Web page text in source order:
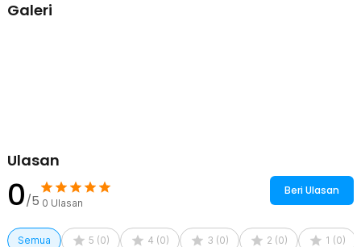
1 x Tempelan Bel
Galeri
Ulasan
0/5 0 Ulasan
Beri Ulasan
Semua 5 (0) 4 (0) 3 (0) 2 (0) 1 (0)